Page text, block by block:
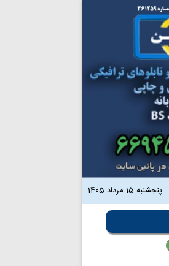
پنجشنبه 15 مرداد 1405